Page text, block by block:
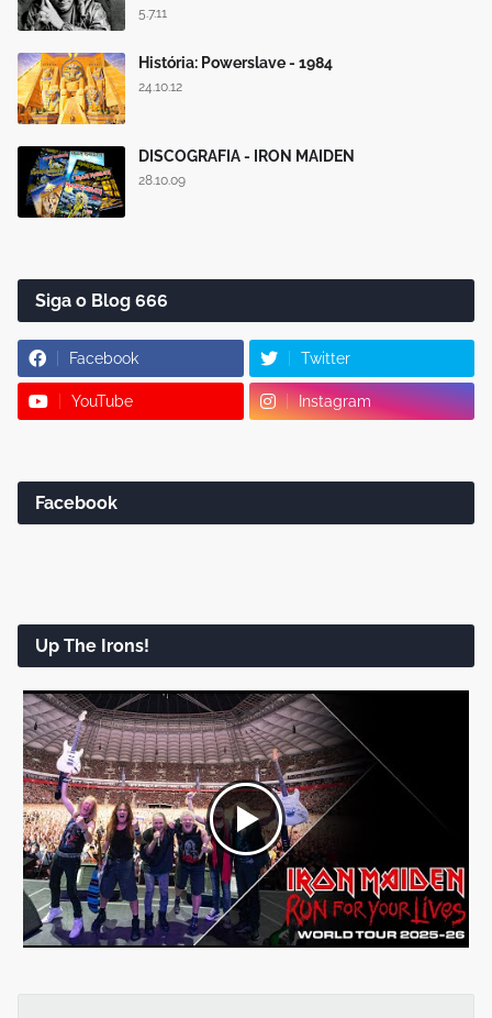
5.7.11
História: Powerslave - 1984
24.10.12
DISCOGRAFIA - IRON MAIDEN
28.10.09
Siga o Blog 666
Facebook Twitter
YouTube Instagram
Facebook
Up The Irons!